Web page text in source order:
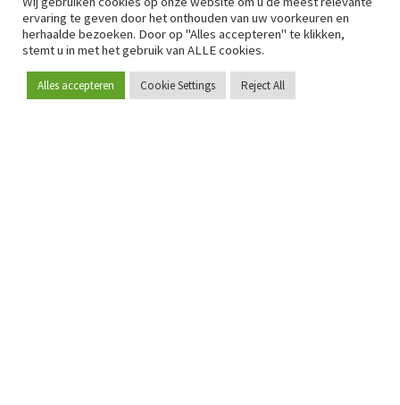
Word lid
ervaring te geven door het onthouden van uw voorkeuren en
herhaalde bezoeken. Door op "Alles accepteren" te klikken,
stemt u in met het gebruik van ALLE cookies.
Alles accepteren Cookie Settings Reject All